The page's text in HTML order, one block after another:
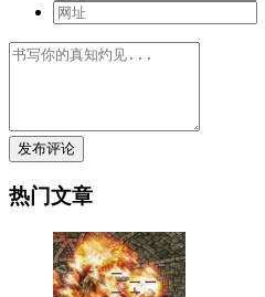
发布评论
热门文章